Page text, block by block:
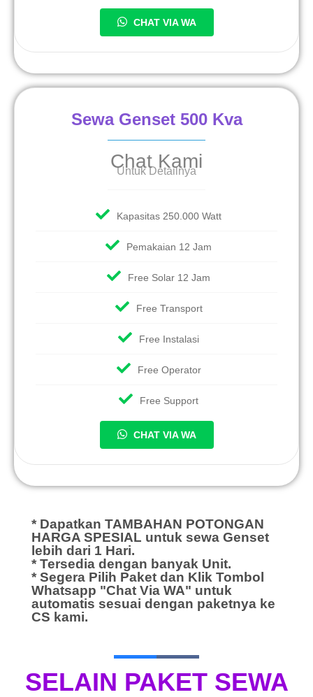
CHAT VIA WA
Sewa Genset 500 Kva
Chat Kami
Untuk Detailnya
Kapasitas 250.000 Watt
Pemakaian 12 Jam
Free Solar 12 Jam
Free Transport
Free Instalasi
Free Operator
Free Support
CHAT VIA WA
* Dapatkan TAMBAHAN POTONGAN
HARGA SPESIAL untuk sewa Genset
lebih dari 1 Hari.
* Tersedia dengan banyak Unit.
* Segera Pilih Paket dan Klik Tombol
Whatsapp "Chat Via WA" untuk
automatis sesuai dengan paketnya ke
CS kami.
SELAIN PAKET SEWA